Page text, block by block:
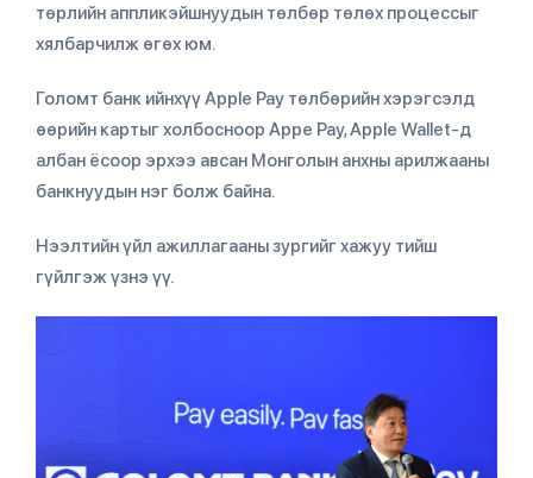
төрлийн аппликэйшнуудын төлбөр төлөх процессыг
хялбарчилж өгөх юм.
Голомт банк ийнхүү Apple Pay төлбөрийн хэрэгсэлд
өөрийн картыг холбосноор Appe Pay, Apple Wallet-д
албан ёсоор эрхээ авсан Монголын анхны арилжааны
банкнуудын нэг болж байна.
Нээлтийн үйл ажиллагааны зургийг хажуу тийш
гүйлгэж үзнэ үү.